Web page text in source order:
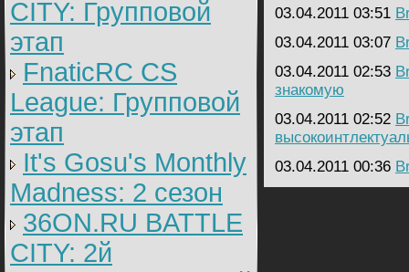
CITY: Групповой
этап
FnaticRC CS
League: Групповой
этап
It's Gosu's Monthly
Madness: 2 сезон
36ON.RU BATTLE
CITY: 2й
03.04.2011 03:51
03.04.2011 03:07
03.04.2011 02:53
знакомую
03.04.2011 02:52
03.04.2011 00:36